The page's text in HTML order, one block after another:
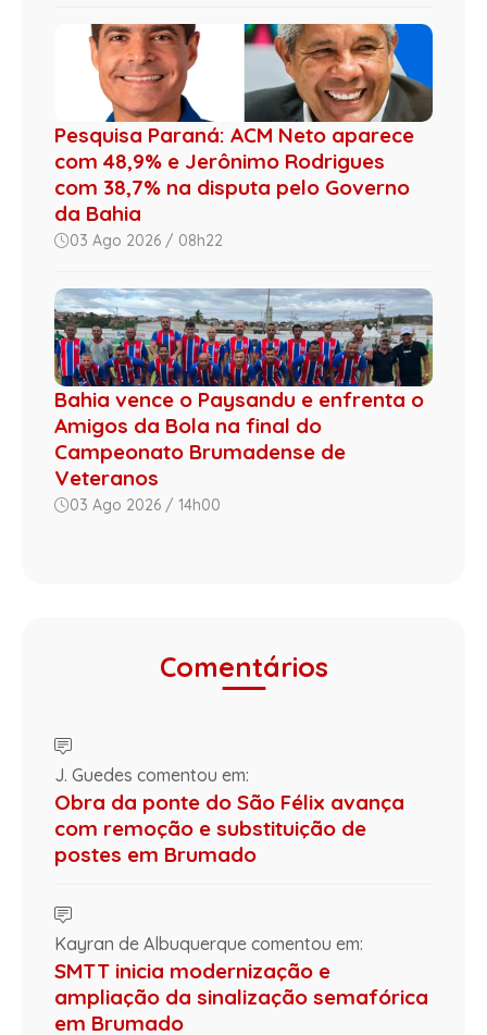
Pesquisa Paraná: ACM Neto aparece
com 48,9% e Jerônimo Rodrigues
com 38,7% na disputa pelo Governo
da Bahia
03 Ago 2026 / 08h22
Bahia vence o Paysandu e enfrenta o
Amigos da Bola na final do
Campeonato Brumadense de
Veteranos
03 Ago 2026 / 14h00
Comentários
J. Guedes comentou em:
Obra da ponte do São Félix avança
com remoção e substituição de
postes em Brumado
Kayran de Albuquerque comentou em:
SMTT inicia modernização e
ampliação da sinalização semafórica
em Brumado